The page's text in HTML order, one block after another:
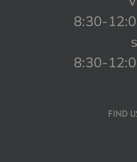
8:30-
8:30-
FIND